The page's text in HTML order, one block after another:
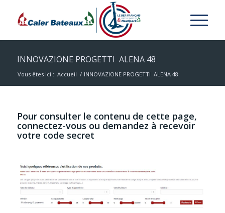
INNOVAZIONE PROGETTI ALENA 48
Vous êtes ici : Accueil / INNOVAZIONE PROGETTI ALENA 48
Pour consulter le contenu de cette page,
connectez-vous ou demandez à recevoir
votre code secret